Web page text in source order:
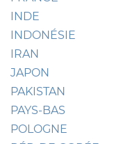
INDE
INDONÉSIE
IRAN
JAPON
PAKISTAN
PAYS-BAS
POLOGNE